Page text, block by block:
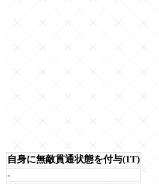
自身に無敵貫通状態を付与(1T)
-